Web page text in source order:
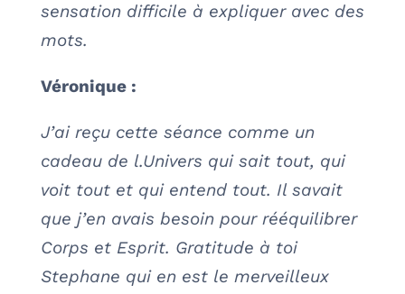
sensation difficile à expliquer avec des
mots.
Véronique :
J’ai reçu cette séance comme un
cadeau de l.Univers qui sait tout, qui
voit tout et qui entend tout. Il savait
que j’en avais besoin pour rééquilibrer
Corps et Esprit. Gratitude à toi
Stephane qui en est le merveilleux